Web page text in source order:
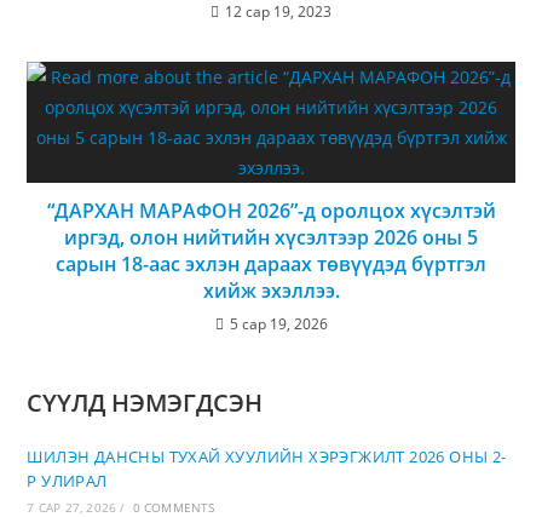
12 сар 19, 2023
“ДАРХАН МАРАФОН 2026”-д оролцох хүсэлтэй
иргэд, олон нийтийн хүсэлтээр 2026 оны 5
сарын 18-аас эхлэн дараах төвүүдэд бүртгэл
хийж эхэллээ.
5 сар 19, 2026
СҮҮЛД НЭМЭГДСЭН
ШИЛЭН ДАНСНЫ ТУХАЙ ХУУЛИЙН ХЭРЭГЖИЛТ 2026 ОНЫ 2-
Р УЛИРАЛ
7 САР 27, 2026 / 0 COMMENTS